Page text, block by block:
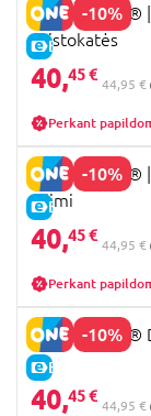
-10%
E-KAINA
43286 LEGO®
Aristokatės
40,45 €
44,95 €
Perkant
-10%
E-KAINA
43291 LEGO®
pilimi
40,45 €
44,95 €
Perkant
-10%
E-KAINA
43272 LEGO®
40,45 €
44,95 €